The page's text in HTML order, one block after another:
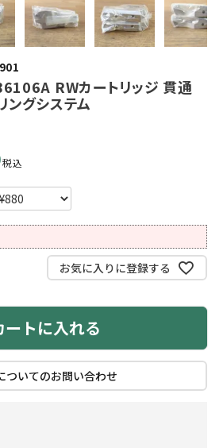
RWカートリッジ 貫通
ングシステム
税込
お気に入りに登録する
ートに入れる
ついてのお問い合わせ